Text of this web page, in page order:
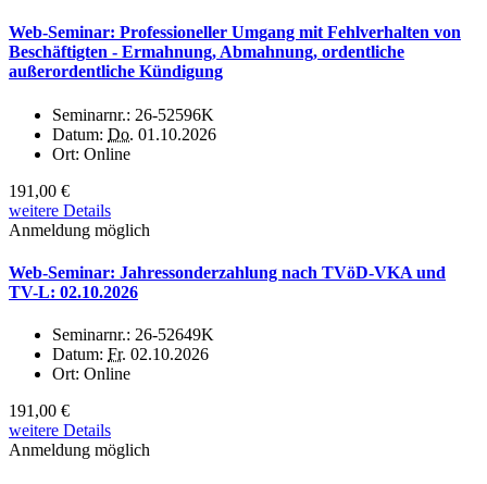
Web-Seminar: Professioneller Umgang mit Fehlverhalten von
Beschäftigten - Ermahnung, Abmahnung, ordentliche
außerordentliche Kündigung
Seminarnr.: 26-52596K
Datum: Do. 01.10.2026
Ort: Online
191,00 €
weitere Details
Anmeldung möglich
Web-Seminar: Jahressonderzahlung nach TVöD-VKA und
TV-L: 02.10.2026
Seminarnr.: 26-52649K
Datum: Fr. 02.10.2026
Ort: Online
191,00 €
weitere Details
Anmeldung möglich